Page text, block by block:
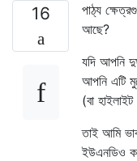
16 পাঠ্য
আছে?
যদি আপনি
আপনি এটি
(বা
তাই আমি
ইউএনডিও